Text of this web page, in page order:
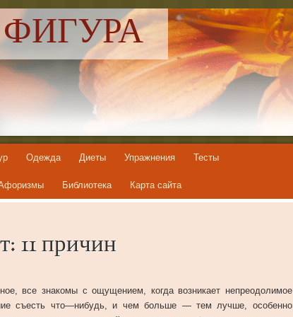
Одежда Диеты Упражнения Тесты
Библиотека Карта сайта
11 причин
, все знакомы с ощущением, когда возникает непреодолимое
съесть что—нибудь, и чем больше — тем лучше, особенно